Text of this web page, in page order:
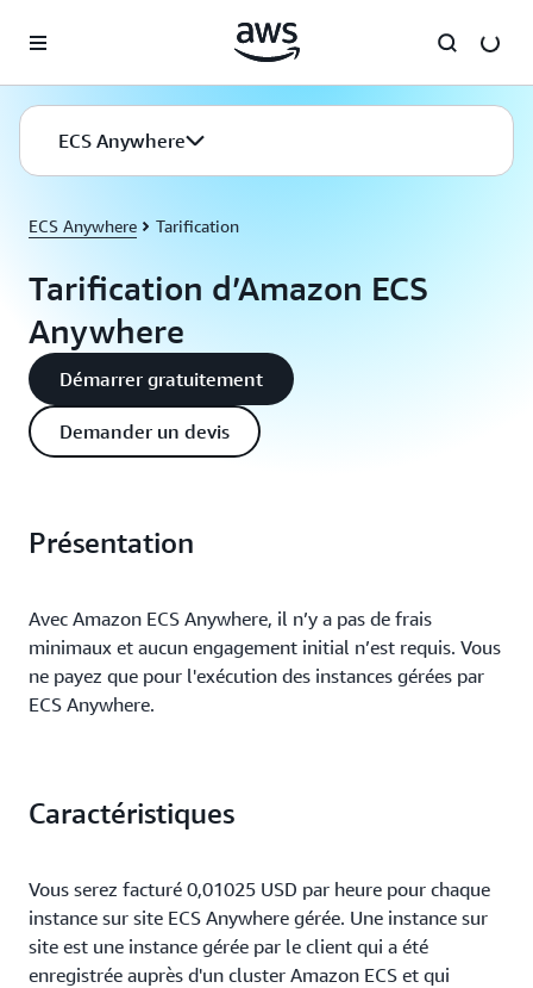
ECS Anywhere
ECS Anywhere Tarification
Tarification d’Amazon ECS
Anywhere
Démarrer gratuitement
Demander un devis
Présentation
Avec Amazon ECS Anywhere, il n’y a pas de frais
minimaux et aucun engagement initial n’est requis. Vous
ne payez que pour l'exécution des instances gérées par
ECS Anywhere.
Caractéristiques
Vous serez facturé 0,01025 USD par heure pour chaque
instance sur site ECS Anywhere gérée. Une instance sur
site est une instance gérée par le client qui a été
enregistrée auprès d'un cluster Amazon ECS et qui